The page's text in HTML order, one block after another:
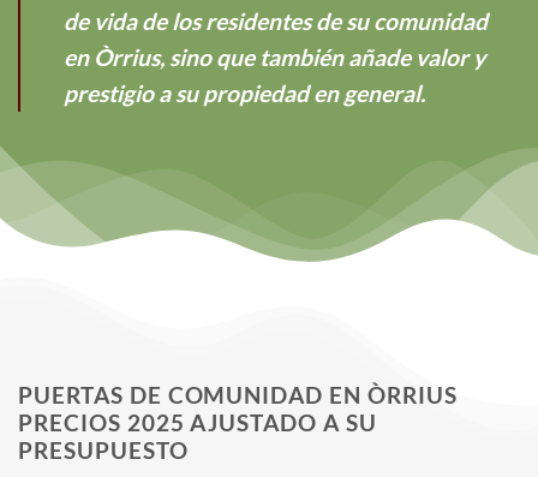
de vida de los residentes de su comunidad
en Òrrius, sino que también añade valor y
prestigio a su propiedad en general.
PUERTAS DE COMUNIDAD EN ÒRRIUS
PRECIOS 2025 AJUSTADO A SU
PRESUPUESTO